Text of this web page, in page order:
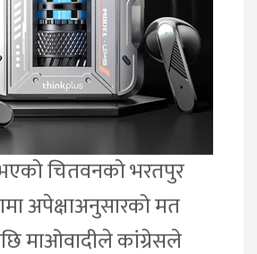
चितवनको भरतपुर
अपेक्षाअनुसारको मत
माओवादीले कांग्रेसले